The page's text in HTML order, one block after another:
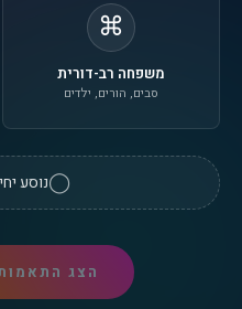
⌘
משפחה רב-דורית
סבים, הורים, ילדים
◯נוסע
הצג